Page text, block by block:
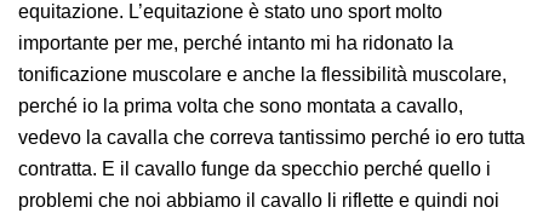
equitazione. L’equitazione è stato uno sport molto
importante per me, perché intanto mi ha ridonato la
tonificazione muscolare e anche la flessibilità muscolare,
perché io la prima volta che sono montata a cavallo,
vedevo la cavalla che correva tantissimo perché io ero tutta
contratta. E il cavallo funge da specchio perché quello i
problemi che noi abbiamo il cavallo li riflette e quindi noi